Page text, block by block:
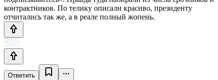
контрактников. По телику описали красиво, президенту
отчитались так же, а в реале полный жопень.
Ответить